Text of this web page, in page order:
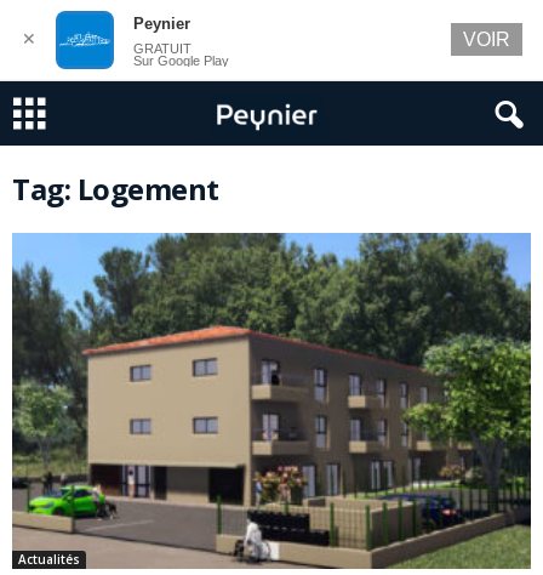
Tag: Logement
Actualités
✕
Peynier
GRATUIT
Sur Google Play
VOIR